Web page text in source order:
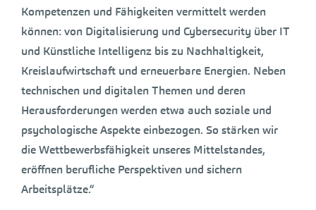
Kompetenzen und Fähigkeiten vermittelt werden
können: von Digitalisierung und Cybersecurity über IT
und Künstliche Intelligenz bis zu Nachhaltigkeit,
Kreislaufwirtschaft und erneuerbare Energien. Neben
technischen und digitalen Themen und deren
Herausforderungen werden etwa auch soziale und
psychologische Aspekte einbezogen. So stärken wir
die Wettbewerbsfähigkeit unseres Mittelstandes,
eröffnen berufliche Perspektiven und sichern
Arbeitsplätze.“